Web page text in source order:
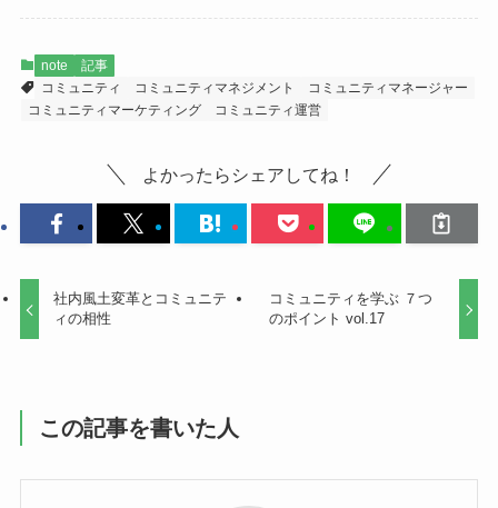
e
b
o
o
k
note
記事
コミュニティ
コミュニティマネジメント
コミュニティマネージャー
コミュニティマーケティング
コミュニティ運営
よかったらシェアしてね！
社内風土変革とコミュニテ
ィの相性
コミュニティを学ぶ ７つ
のポイント vol.17
この記事を書いた人